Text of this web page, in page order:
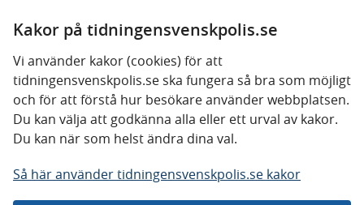
Kakor på tidningensvenskpolis.se
Vi använder kakor (cookies) för att
tidningensvenskpolis.se ska fungera så bra som möjligt
och för att förstå hur besökare använder webbplatsen.
Du kan välja att godkänna alla eller ett urval av kakor.
Du kan när som helst ändra dina val.
Så här använder tidningensvenskpolis.se kakor